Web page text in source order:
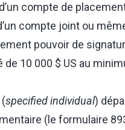
compte de placement,
compte joint ou
pouvoir de
10 000 $ US au
(specified individual)
(le formulaire